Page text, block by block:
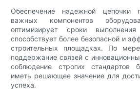
Обеспечение надежной цепочки
важных компонентов
оптимизирует сроки
способствует более безопасной и
строительных площадках. По
поддержание связей с
соблюдение строгих стандартов
иметь решающее значение для
успеха.